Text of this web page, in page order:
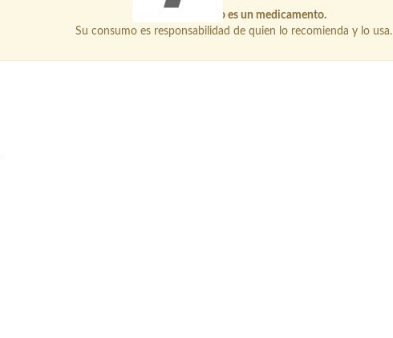
Este producto no es un medicamento.
Su consumo es responsabilidad de quien lo recomienda y lo usa.